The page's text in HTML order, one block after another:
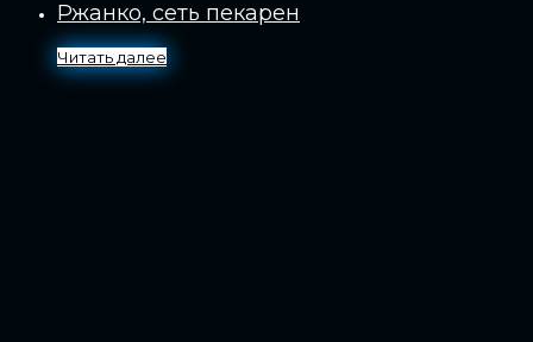
Ржанко, сеть пекарен
Читать далее